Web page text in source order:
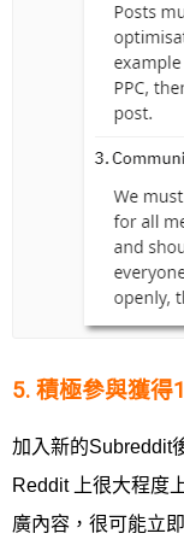
5. 積極參與獲得
加入新的Subreddit
Reddit 上很大程度
廣內容，很可能立